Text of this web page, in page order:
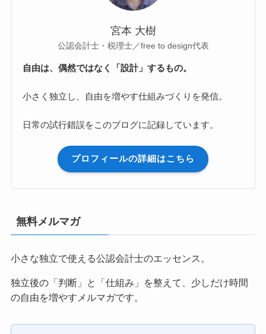
宮本 大樹
公認会計士・税理士／free to design代表
自由は、偶然ではなく「設計」するもの。
小さく独立し、自由を増やす仕組みづくりを発信。
日常の試行錯誤をこのブログに記録しています。
プロフィールの詳細はこちら
無料メルマガ
小さな独立で使える公認会計士のエッセンス。
独立後の「判断」と「仕組み」を整えて、少しだけ時間
の自由を増やすメルマガです。